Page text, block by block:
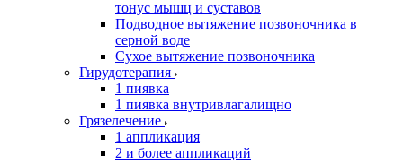
тонус мышц и суставов
Подводное вытяжение позвоночника в
серной воде
Сухое вытяжение позвоночника
Гирудотерапия
1 пиявка
1 пиявка внутривлагалищно
Грязелечение
1 аппликация
2 и более аппликаций